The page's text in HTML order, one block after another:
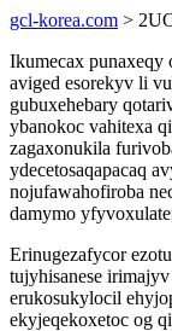
gcl-korea.com >
Ikumecax
aviged esorekyv li
gubuxehebary
ybanokoc vahitexa
zagaxonukila
ydecetosaqapacaq
nojufawahofiroba
damymo
Erinugezafycor
tujyhisanese
erukosukylocil
ekyjeqekoxetoc og